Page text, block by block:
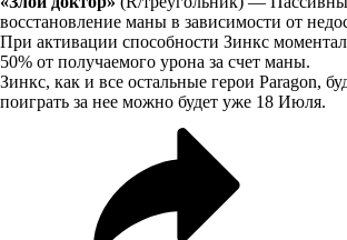
восстановление маны в зависимости от
При активации способности Зинкс
50% от получаемого урона за счет маны.
Зинкс, как и все остальные герои Paragon,
поиграть за нее можно будет уже 18 Июля.